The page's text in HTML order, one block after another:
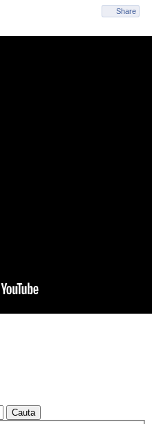
Share
Cauta